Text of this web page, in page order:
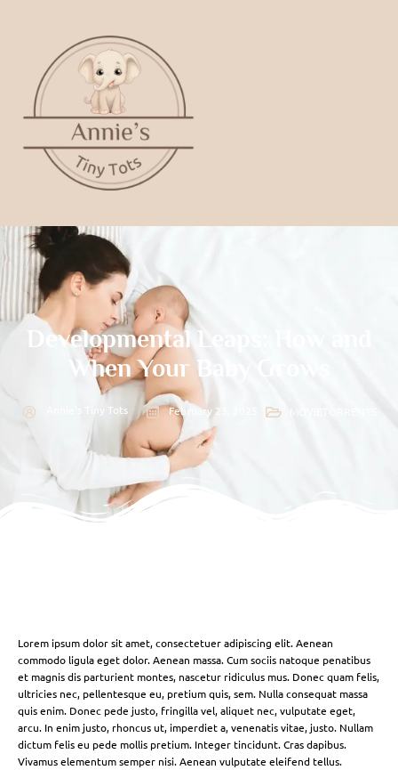
Developmental Leaps: How and
When Your Baby Grows
Annie's Tiny Tots February 23, 2025
Lorem ipsum dolor sit amet, consectetuer adipiscing elit. Aenean
commodo ligula eget dolor. Aenean massa. Cum sociis natoque penatibus
et magnis dis parturient montes, nascetur ridiculus mus. Donec quam felis,
ultricies nec, pellentesque eu, pretium quis, sem. Nulla consequat massa
quis enim. Donec pede justo, fringilla vel, aliquet nec, vulputate eget,
arcu. In enim justo, rhoncus ut, imperdiet a, venenatis vitae, justo. Nullam
dictum felis eu pede mollis pretium. Integer tincidunt. Cras dapibus.
Vivamus elementum semper nisi. Aenean vulputate eleifend tellus.